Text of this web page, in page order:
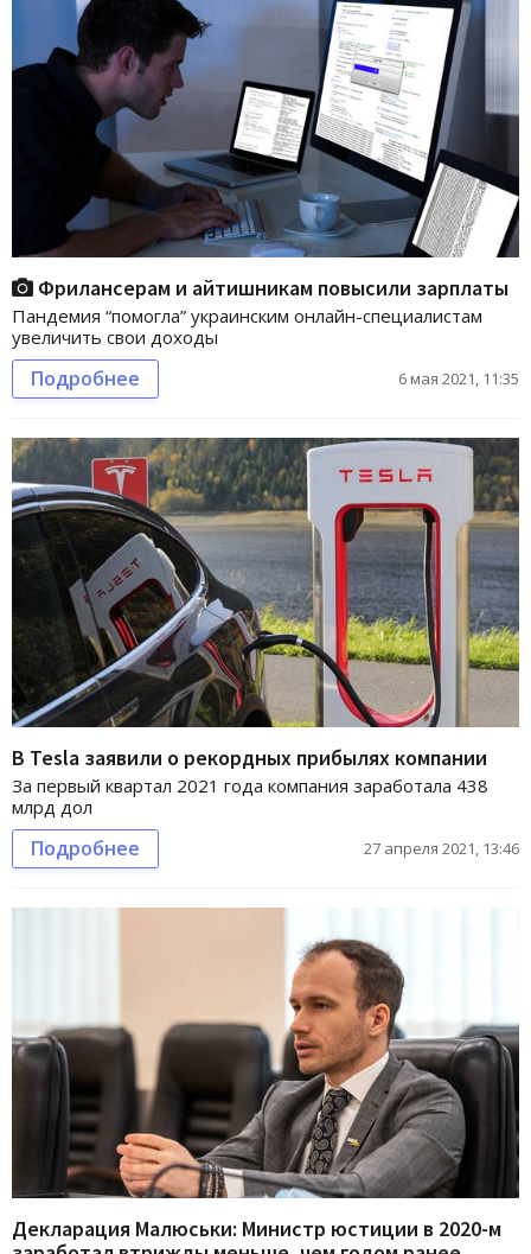
Фрилансерам и айтишникам повысили зарплаты
Пандемия “помогла” украинским онлайн-специалистам
увеличить свои доходы
Подробнее 6 мая 2021, 11:35
В Tesla заявили о рекордных прибылях компании
​​​​​​​За первый квартал 2021 года компания заработала 438
млрд дол
Подробнее 27 апреля 2021, 13:46
Декларация Малюськи: Министр юстиции в 2020-м